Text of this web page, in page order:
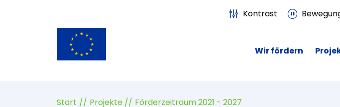
Kontrast
Wir fördern
Start Projekte Förderzeitraum 2021 - 2027